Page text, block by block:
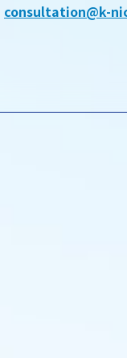
consultation@k-